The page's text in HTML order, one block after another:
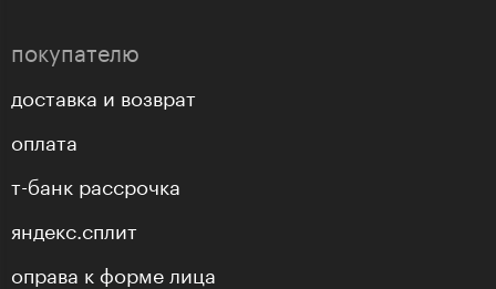
покупателю
доставка и возврат
оплата
т-банк рассрочка
яндекс.сплит
оправа к форме лица